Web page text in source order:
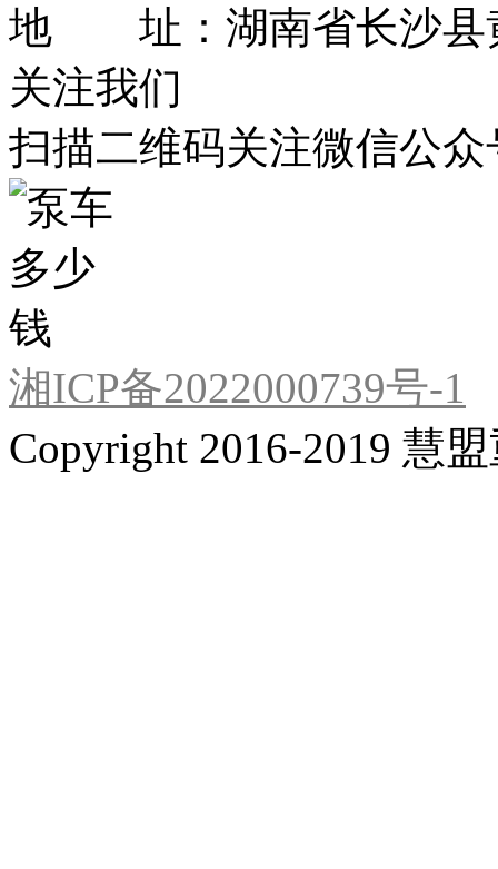
地 址：湖南省长沙县
关注我们
扫描二维码关注微信公众
湘ICP备2022000739号-1
Copyright 2016-2019 慧